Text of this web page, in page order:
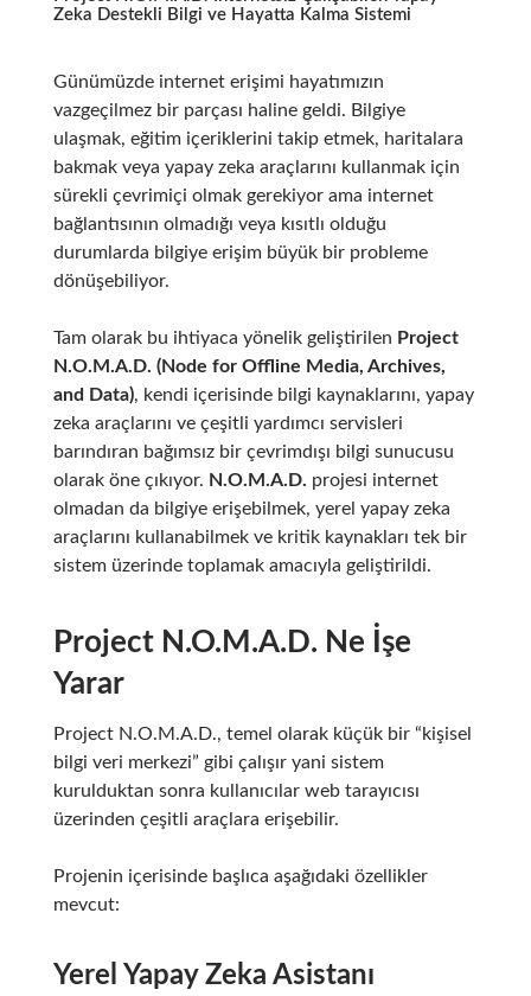
Zeka Destekli Bilgi ve Hayatta Kalma Sistemi
Günümüzde internet erişimi hayatımızın
vazgeçilmez bir parçası haline geldi. Bilgiye
ulaşmak, eğitim içeriklerini takip etmek, haritalara
bakmak veya yapay zeka araçlarını kullanmak için
sürekli çevrimiçi olmak gerekiyor ama internet
bağlantısının olmadığı veya kısıtlı olduğu
durumlarda bilgiye erişim büyük bir probleme
dönüşebiliyor.
Tam olarak bu ihtiyaca yönelik geliştirilen Project
N.O.M.A.D. (Node for Offline Media, Archives,
and Data), kendi içerisinde bilgi kaynaklarını, yapay
zeka araçlarını ve çeşitli yardımcı servisleri
barındıran bağımsız bir çevrimdışı bilgi sunucusu
olarak öne çıkıyor. N.O.M.A.D. projesi internet
olmadan da bilgiye erişebilmek, yerel yapay zeka
araçlarını kullanabilmek ve kritik kaynakları tek bir
sistem üzerinde toplamak amacıyla geliştirildi.
Project N.O.M.A.D. Ne İşe
Yarar
Project N.O.M.A.D., temel olarak küçük bir “kişisel
bilgi veri merkezi” gibi çalışır yani sistem
kurulduktan sonra kullanıcılar web tarayıcısı
üzerinden çeşitli araçlara erişebilir.
Projenin içerisinde başlıca aşağıdaki özellikler
mevcut:
Yerel Yapay Zeka Asistanı